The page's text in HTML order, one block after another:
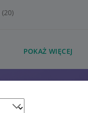
(20)
POKAŻ WIĘCEJ